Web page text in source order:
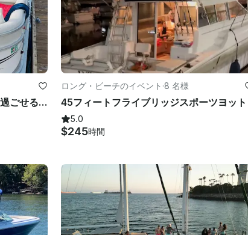
アラミトス湾で素晴らしい時間を過ごせる美しいボート | ハリスサンライナー 220 ポンツーン
ロング・ビーチのイベント ·8 名様
45フィートフライブリッジスポーツヨット
5.0
$245時間